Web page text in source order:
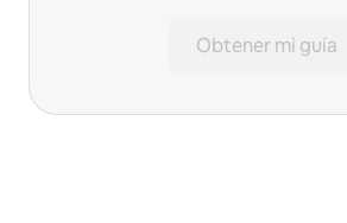
Obtener mi guía